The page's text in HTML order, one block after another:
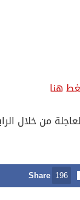
هنا
من خلال
Share 196